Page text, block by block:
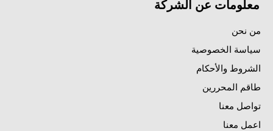
معلومات عن الشركة
من نحن
سياسة الخصوصية
الشروط والأحكام
طاقم المحررين
تواصل معنا
اعمل معنا